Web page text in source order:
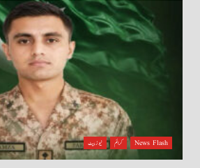
News Flash کرائم نیوز بیٹ